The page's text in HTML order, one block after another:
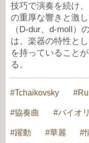
技巧で演奏を続け
の重厚な響きと激
（D-dur、d-moll）
は、楽器の特性と
を持っていること
る。
Tchaikovsky
協奏曲 バイオ
躍動 華麗